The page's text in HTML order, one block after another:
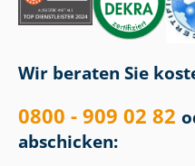
Wir beraten Sie
0800 - 909 02 82
abschicken: